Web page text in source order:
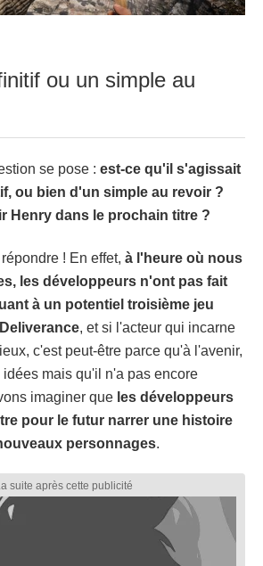
ou un simple au
se pose : est-ce qu'il s'agissait
ou bien d'un simple au revoir ?
Henry dans le prochain titre ?
! En effet, à l'heure où nous
les développeurs n'ont pas fait
à un potentiel troisième jeu
, et si l'acteur qui incarne
c'est peut-être parce qu'à l'avenir,
idées mais qu'il n'a pas encore
imaginer que les développeurs
pour le futur narrer une histoire
personnages.